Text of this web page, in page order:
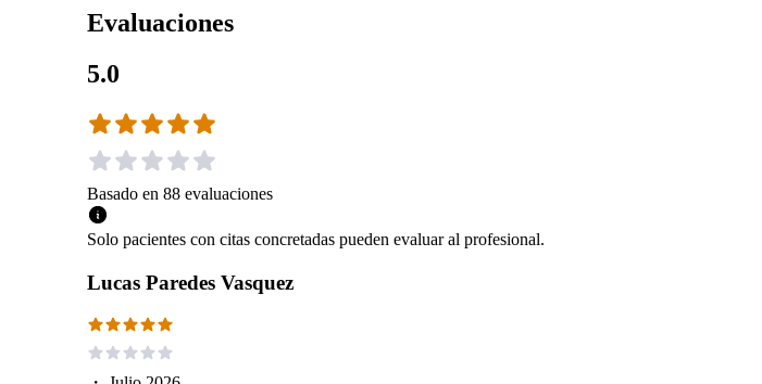
Evaluaciones
5.0
Basado en 88 evaluaciones
Solo pacientes con citas concretadas pueden evaluar al profesional.
Lucas Paredes Vasquez